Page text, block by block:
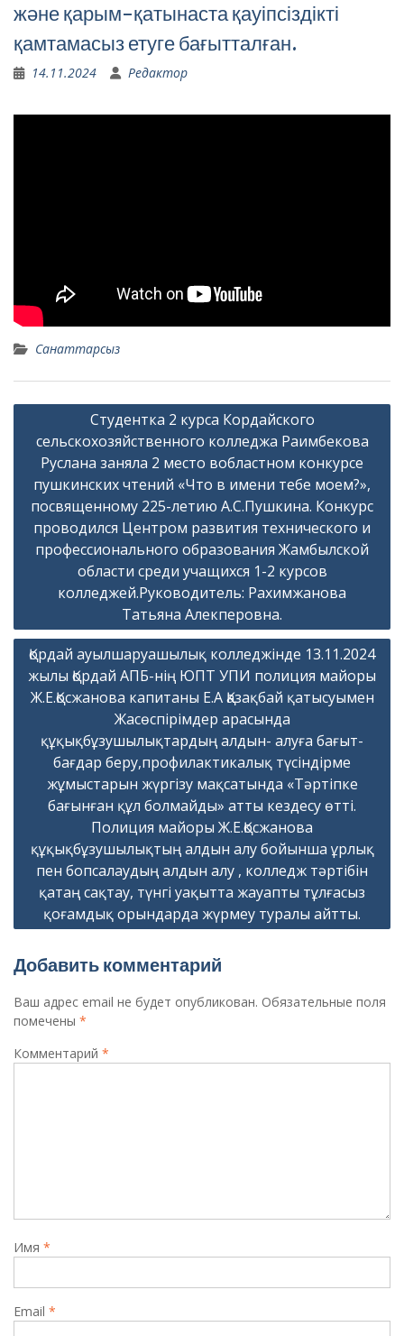
және қарым-қатынаста қауіпсіздікті
қамтамасыз етуге бағытталған.
14.11.2024 Редактор
Санаттарсыз
Навигация
записям
Студентка 2 курса Кордайского
сельскохозяйственного колледжа Раимбекова
Руслана заняла 2 место вобластном конкурсе
пушкинских чтений «Что в имени тебе моем?»,
посвященному 225-летию А.С.Пушкина. Конкурс
проводился Центром развития технического и
профессионального образования Жамбылской
области среди учащихся 1-2 курсов
колледжей.Руководитель: Рахимжанова
Татьяна Алекперовна.
Қордай ауылшаруашылық колледжінде 13.11.2024
жылы Қордай АПБ-нің ЮПТ УПИ полиция майоры
Ж.Е.Қосжанова капитаны Е.А Қазақбай қатысуымен
Жасөспірімдер арасында
құқықбұзушылықтардың алдын- алуға бағыт-
бағдар беру,профилактикалық түсіндірме
жұмыстарын жүргізу мақсатында «Тәртіпке
бағынған құл болмайды» атты кездесу өтті.
Полиция майоры Ж.Е.Қосжанова
құқықбұзушылықтың алдын алу бойынша ұрлық
пен бопсалаудың алдын алу , колледж тәртібін
қатаң сақтау, түнгі уақытта жауапты тұлғасыз
қоғамдық орындарда жүрмеу туралы айтты.
Добавить комментарий
Ваш адрес email не будет опубликован. Обязательные поля
помечены *
Комментарий *
Имя *
Email *